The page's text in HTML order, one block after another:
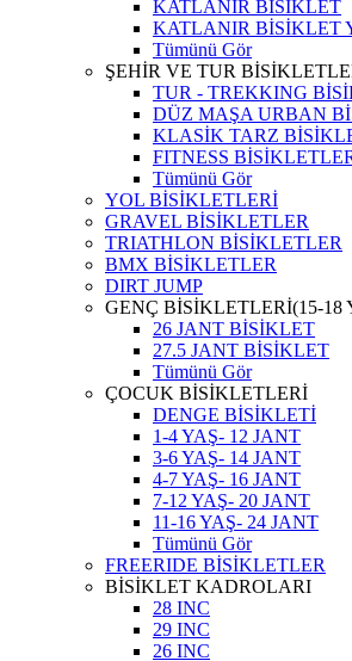
KATLANIR BİSİKLET
KATLANIR BİSİKLET
Tümünü Gör
ŞEHİR VE TUR
TUR - TREKKING
DÜZ MAŞA URBAN
KLASİK TARZ
FITNESS
Tümünü Gör
YOL BİSİKLETLERİ
GRAVEL BİSİKLETLER
TRIATHLON BİSİKLETLER
BMX BİSİKLETLER
DIRT JUMP
GENÇ BİSİKLETLERİ(15-18
26 JANT BİSİKLET
27.5 JANT BİSİKLET
Tümünü Gör
ÇOCUK BİSİKLETLERİ
DENGE BİSİKLETİ
1-4 YAŞ- 12 JANT
3-6 YAŞ- 14 JANT
4-7 YAŞ- 16 JANT
7-12 YAŞ- 20 JANT
11-16 YAŞ- 24 JANT
Tümünü Gör
FREERIDE BİSİKLETLER
BİSİKLET KADROLARI
28 INC
29 INC
26 INC